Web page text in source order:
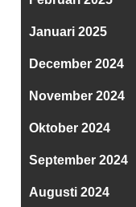
Januari 2025
December 2024
November 2024
Oktober 2024
September 2024
Augusti 2024